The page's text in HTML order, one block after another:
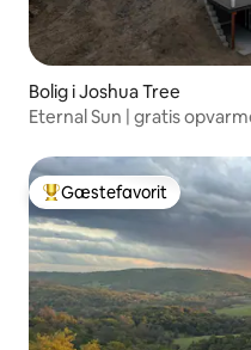
Bolig i Joshua Tree
Eternal Sun | gratis
Bedste gæstefavorit
Gæstefavorit